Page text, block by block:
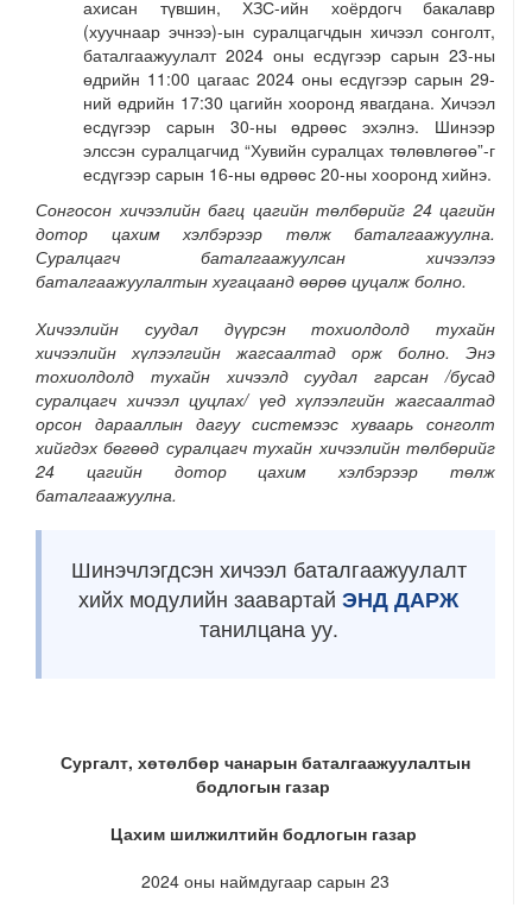
ахисан түвшин, ХЗС-ийн хоёрдогч бакалавр
(хуучнаар эчнээ)-ын суралцагчдын хичээл сонголт,
баталгаажуулалт 2024 оны есдүгээр сарын 23-ны
өдрийн 11:00 цагаас 2024 оны есдүгээр сарын 29-
ний өдрийн 17:30 цагийн хооронд явагдана. Хичээл
есдүгээр сарын 30-ны өдрөөс эхэлнэ. Шинээр
элссэн суралцагчид “Хувийн суралцах төлөвлөгөө”-г
есдүгээр сарын 16-ны өдрөөс 20-ны хооронд хийнэ.
Сонгосон хичээлийн багц цагийн төлбөрийг 24 цагийн
дотор цахим хэлбэрээр төлж баталгаажуулна.
Суралцагч баталгаажуулсан хичээлээ
баталгаажуулалтын хугацаанд өөрөө цуцалж болно.
Хичээлийн суудал дүүрсэн тохиолдолд тухайн
хичээлийн хүлээлгийн жагсаалтад орж болно. Энэ
тохиолдолд тухайн хичээлд суудал гарсан /бусад
суралцагч хичээл цуцлах/ үед хүлээлгийн жагсаалтад
орсон дарааллын дагуу системээс хуваарь сонголт
хийгдэх бөгөөд суралцагч тухайн хичээлийн төлбөрийг
24 цагийн дотор цахим хэлбэрээр төлж
баталгаажуулна.
Шинэчлэгдсэн хичээл баталгаажуулалт
хийх модулийн заавартай ЭНД ДАРЖ
танилцана уу.
Сургалт, хөтөлбөр чанарын баталгаажуулалтын
бодлогын газар
Цахим шилжилтийн бодлогын газар
2024 оны наймдугаар сарын 23